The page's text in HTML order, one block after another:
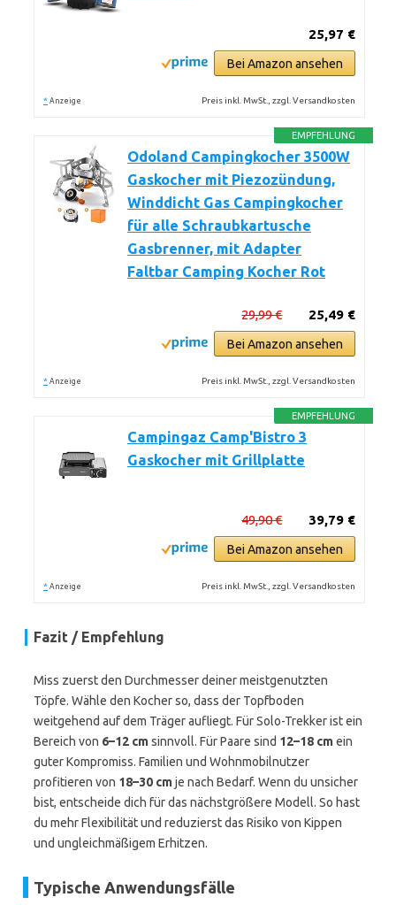
25,97 €
Bei Amazon ansehen
* Anzeige Preis inkl. MwSt., zzgl. Versandkosten
EMPFEHLUNG
Odoland Campingkocher 3500W
Gaskocher mit Piezozündung,
Winddicht Gas Campingkocher
für alle Schraubkartusche
Gasbrenner, mit Adapter
Faltbar Camping Kocher Rot
25,49 €
29,99 €
Bei Amazon ansehen
* Anzeige Preis inkl. MwSt., zzgl. Versandkosten
EMPFEHLUNG
Campingaz Camp'Bistro 3
Gaskocher mit Grillplatte
39,79 €
49,90 €
Bei Amazon ansehen
* Anzeige Preis inkl. MwSt., zzgl. Versandkosten
Fazit / Empfehlung
Miss zuerst den Durchmesser deiner meistgenutzten
Töpfe. Wähle den Kocher so, dass der Topfboden
weitgehend auf dem Träger aufliegt. Für Solo-Trekker ist ein
Bereich von 6–12 cmsinnvoll. Für Paare sind 12–18 cmein
guter Kompromiss. Familien und Wohnmobilnutzer
profitieren von 18–30 cmje nach Bedarf. Wenn du unsicher
bist, entscheide dich für das nächstgrößere Modell. So hast
du mehr Flexibilität und reduzierst das Risiko von Kippen
und ungleichmäßigem Erhitzen.
Typische Anwendungsfälle